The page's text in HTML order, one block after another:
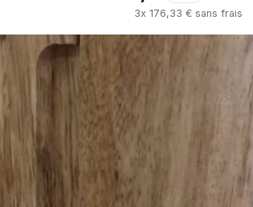
3x 176,33 €sans frais